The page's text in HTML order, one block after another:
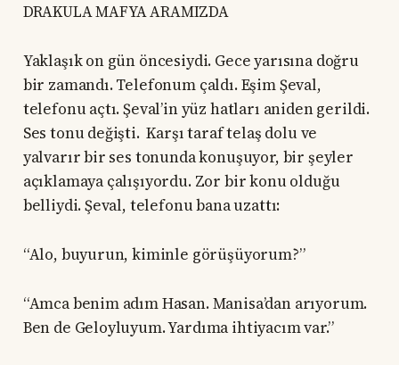
DRAKULA MAFYA ARAMIZDA
Yaklaşık on gün öncesiydi. Gece yarısına doğru
bir zamandı. Telefonum çaldı. Eşim Şeval,
telefonu açtı. Şeval’in yüz hatları aniden gerildi.
Ses tonu değişti. Karşı taraf telaş dolu ve
yalvarır bir ses tonunda konuşuyor, bir şeyler
açıklamaya çalışıyordu. Zor bir konu olduğu
belliydi. Şeval, telefonu bana uzattı:
“Alo, buyurun, kiminle görüşüyorum?”
“Amca benim adım Hasan. Manisa’dan arıyorum.
Ben de Geloyluyum. Yardıma ihtiyacım var.”